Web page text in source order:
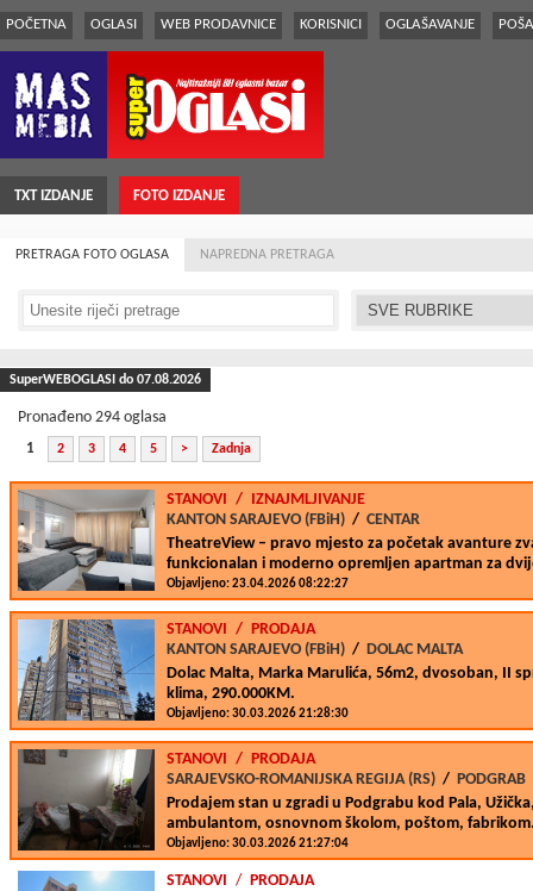
POČETNA OGLASI WEB PRODAVNICE KORISNICI OGLAŠAVANJE
TXT IZDANJE FOTO IZDANJE
PRETRAGA FOTO OGLASA NAPREDNA PRETRAGA
SuperWEBOGLASI do 07.08.2026
Pronađeno 294 oglasa
1 2 3 4 5 > Zadnja
STANOVI / IZNAJMLJIVANJE
KANTON SARAJEVO (FBiH) / CENTAR
TheatreView – pravo mjesto za početak avanture
funkcionalan i moderno opremljen apartman za
Objavljeno: 23.04.2026 08:22:27
STANOVI / PRODAJA
KANTON SARAJEVO (FBiH) / DOLAC MALTA
Dolac Malta, Marka Marulića, 56m2, dvosoban, II
klima, 290.000KM.
Objavljeno: 30.03.2026 21:28:30
STANOVI / PRODAJA
SARAJEVSKO-ROMANIJSKA REGIJA (RS) / PODGRAB
Prodajem stan u zgradi u Podgrabu kod Pala,
ambulantom, osnovnom školom, poštom,
Objavljeno: 30.03.2026 21:27:04
STANOVI / PRODAJA